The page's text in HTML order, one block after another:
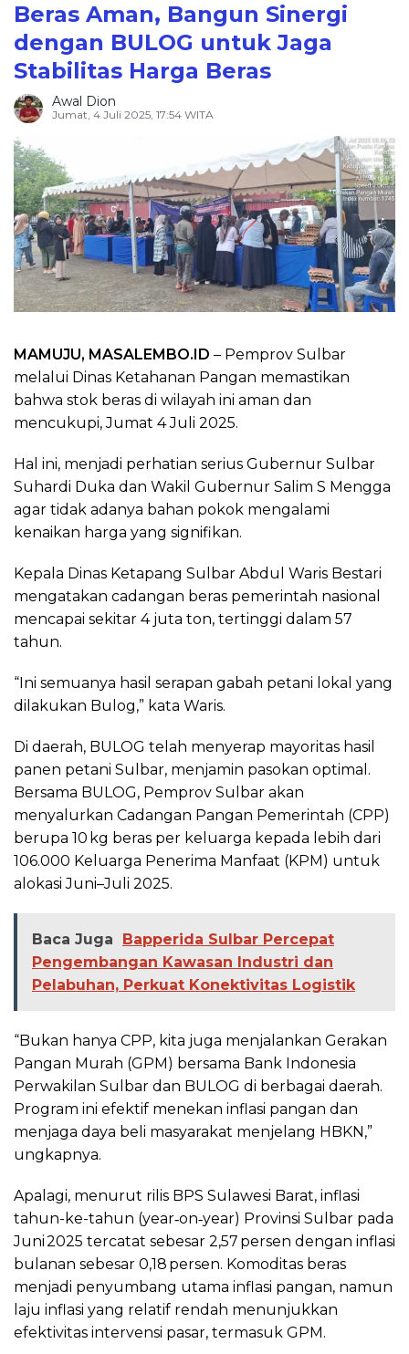
Beras Aman, Bangun Sinergi
dengan BULOG untuk Jaga
Stabilitas Harga Beras
Awal Dion
Jumat, 4 Juli 2025, 17:54 WITA
MAMUJU, MASALEMBO.ID – Pemprov Sulbar
melalui Dinas Ketahanan Pangan memastikan
bahwa stok beras di wilayah ini aman dan
mencukupi, Jumat 4 Juli 2025.
Hal ini, menjadi perhatian serius Gubernur Sulbar
Suhardi Duka dan Wakil Gubernur Salim S Mengga
agar tidak adanya bahan pokok mengalami
kenaikan harga yang signifikan.
Kepala Dinas Ketapang Sulbar Abdul Waris Bestari
mengatakan cadangan beras pemerintah nasional
mencapai sekitar 4 juta ton, tertinggi dalam 57
tahun.
“Ini semuanya hasil serapan gabah petani lokal yang
dilakukan Bulog,” kata Waris.
Di daerah, BULOG telah menyerap mayoritas hasil
panen petani Sulbar, menjamin pasokan optimal.
Bersama BULOG, Pemprov Sulbar akan
menyalurkan Cadangan Pangan Pemerintah (CPP)
berupa 10 kg beras per keluarga kepada lebih dari
106.000 Keluarga Penerima Manfaat (KPM) untuk
alokasi Juni–Juli 2025.
Baca Juga
Bapperida Sulbar Percepat
Pengembangan Kawasan Industri dan
Pelabuhan, Perkuat Konektivitas Logistik
“Bukan hanya CPP, kita juga menjalankan Gerakan
Pangan Murah (GPM) bersama Bank Indonesia
Perwakilan Sulbar dan BULOG di berbagai daerah.
Program ini efektif menekan inflasi pangan dan
menjaga daya beli masyarakat menjelang HBKN,”
ungkapnya.
Apalagi, menurut rilis BPS Sulawesi Barat, inflasi
tahun-ke-tahun (year‑on‑year) Provinsi Sulbar pada
Juni 2025 tercatat sebesar 2,57 persen dengan inflasi
bulanan sebesar 0,18 persen. Komoditas beras
menjadi penyumbang utama inflasi pangan, namun
laju inflasi yang relatif rendah menunjukkan
efektivitas intervensi pasar, termasuk GPM.